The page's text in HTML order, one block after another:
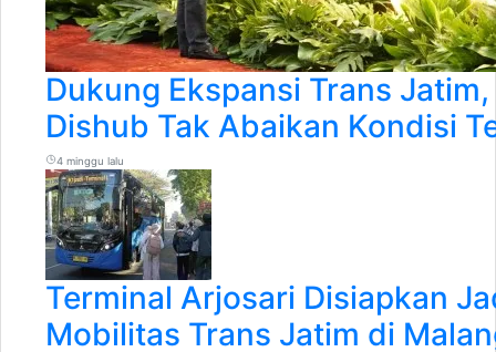
Dukung Ekspansi Trans
Dishub Tak Abaikan Kondisi
4 minggu lalu
Terminal Arjosari Disiapkan
Mobilitas Trans Jatim di